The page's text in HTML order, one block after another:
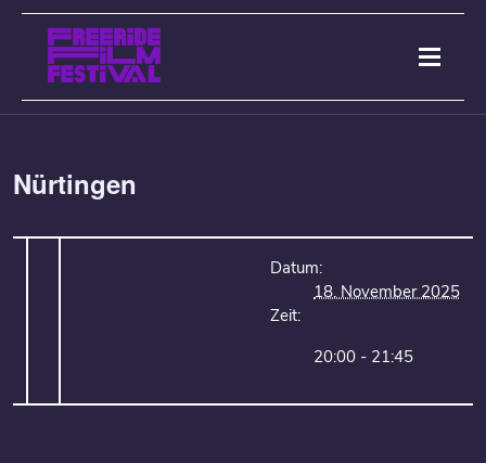
Nürtingen
Datum:
18. November 2025
Zeit:
20:00 - 21:45